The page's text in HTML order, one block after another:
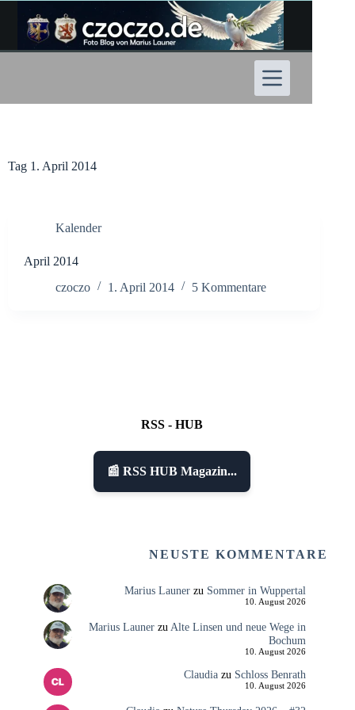
Inhalt
springen
Tag 1. April 2014
Kalender
April 2014
czoczo
1. April 2014 5 Kommentare
RSS - HUB
📰 RSS HUB Magazin...
NEUSTE KOMMENTARE
Marius Launerzu Sommer in Wuppertal
10. August 2026
Marius LaunerzuAlte Linsen und neue Wege in
Bochum
10. August 2026
Claudiazu Schloss Benrath
10. August 2026